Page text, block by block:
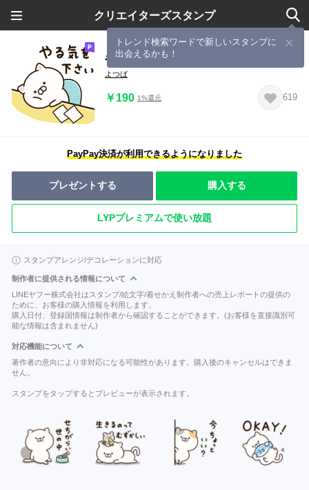
クリエイターズスタンプ
トレンド検索ワードで新しいスタンプに
出会えるかも！
やる気のない猫さん
よつば
￥190 1%還元 619
PayPay決済が利用できるようになりました
プレゼントする 購入する
LYPプレミアムで使い放題
スタンプアレンジ/デコレーションに対応
制作者に提供される情報について
LINEヤフー株式会社はスタンプ/絵文字/着せかえ制作者への売上レポートの提供の
ために、お客様の購入情報を利用します。
購入日付、登録国情報は制作者から確認することができます。(お客様を直接識別可
能な情報は含まれません)
対応機能について
著作者の意向により非対応になる可能性があります。購入後のキャンセルはできま
せん。
スタンプをタップするとプレビューが表示されます。